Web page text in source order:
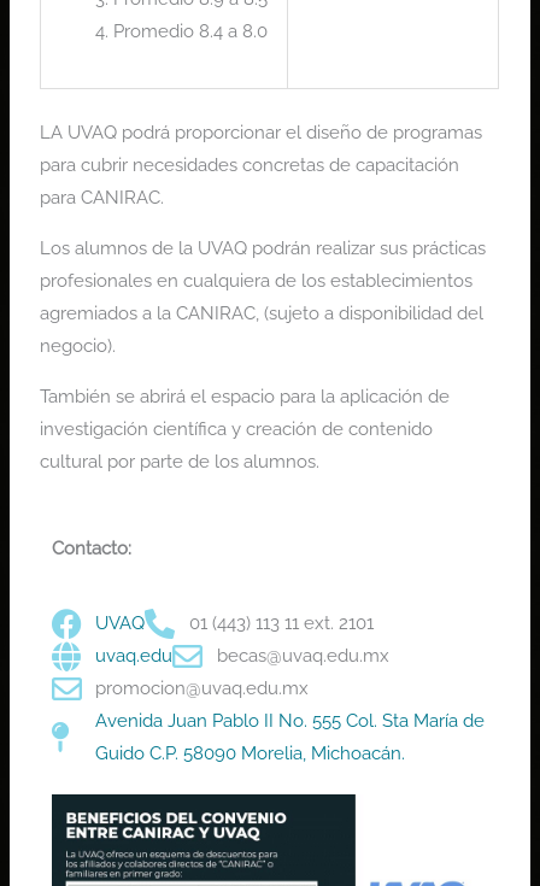
Promedio 8.4 a 8.0
LA UVAQ podrá proporcionar el diseño de programas
para cubrir necesidades concretas de capacitación
para CANIRAC.
Los alumnos de la UVAQ podrán realizar sus prácticas
profesionales en cualquiera de los establecimientos
agremiados a la CANIRAC, (sujeto a disponibilidad del
negocio).
También se abrirá el espacio para la aplicación de
investigación científica y creación de contenido
cultural por parte de los alumnos.
Contacto:
UVAQ
01 (443) 113 11 ext. 2101
uvaq.edu
becas@uvaq.edu.mx
promocion@uvaq.edu.mx
Avenida Juan Pablo II No. 555 Col. Sta María de
Guido C.P. 58090 Morelia, Michoacán.